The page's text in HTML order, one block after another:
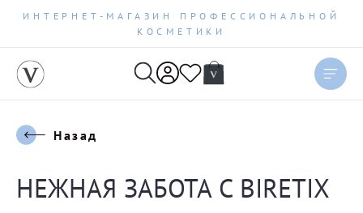
ИНТЕРНЕТ-МАГАЗИН ПРОФЕССИОНАЛЬНОЙ
КОСМЕТИКИ
Назад
НЕЖНАЯ ЗАБОТА С BIRETIX